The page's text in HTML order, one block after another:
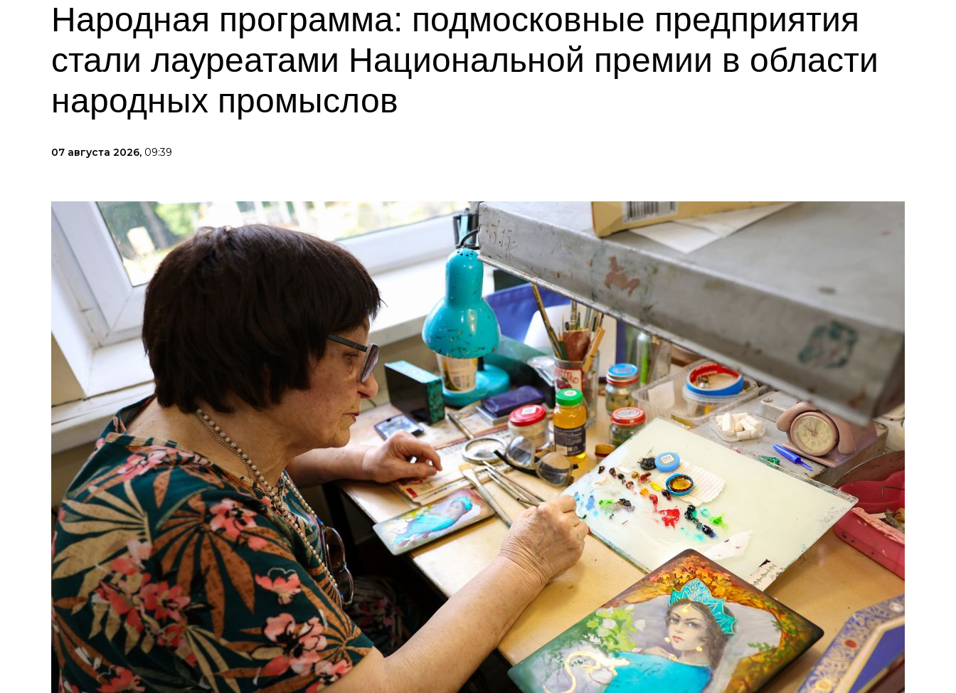
Народная программа: подмосковные предприятия
стали лауреатами Национальной премии в области
народных промыслов
07 августа 2026, 09:39